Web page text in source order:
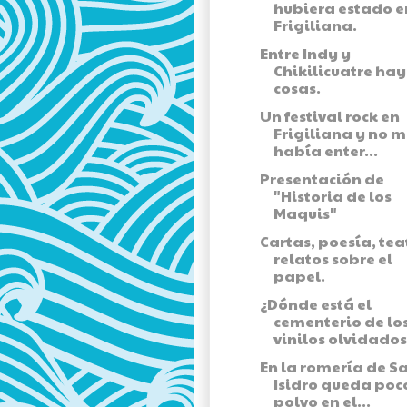
hubiera estado
Frigiliana.
Entre Indy y
Chikilicuatre
cosas.
Un festival rock en
Frigiliana y no
había enter...
Presentación de
"Historia de los
Maquis"
Cartas, poesía,
relatos sobre el
papel.
¿Dónde está el
cementerio de
vinilos
En la romería de
Isidro queda
polvo en el...